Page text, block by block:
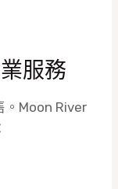
服務
。Moon River